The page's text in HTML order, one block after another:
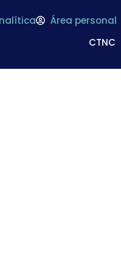
Área personal
CTNC